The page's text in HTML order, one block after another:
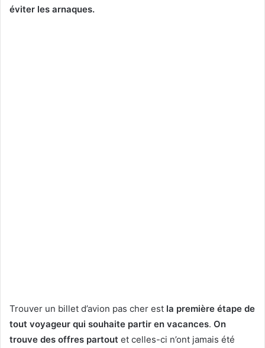
éviter les arnaques.
Trouver un billet d’avion pas cher est la première étape de
tout voyageur qui souhaite partir en vacances. On
trouve des offres partout et celles-ci n’ont jamais été